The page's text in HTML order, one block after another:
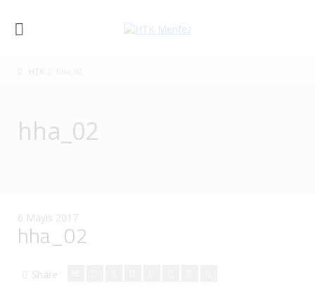
HTK
hha_02
6 Mayıs 2017
hha_02
Share